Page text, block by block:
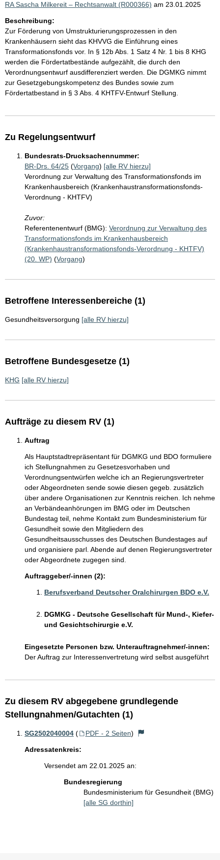
RA Sascha Milkereit – Rechtsanwalt (R000366) am 23.01.2025
Beschreibung:
Zur Förderung von Umstrukturierungsprozessen in den
Krankenhäusern sieht das KHVVG die Einführung eines
Transformationsfonds vor. In § 12b Abs. 1 Satz 4 Nr. 1 bis 8 KHG
werden die Fördertatbestände aufgezählt, die durch den
Verordnungsentwurf ausdifferenziert werden. Die DGMKG nimmt
zur Gesetzgebungskompetenz des Bundes sowie zum
Fördertatbestand in § 3 Abs. 4 KHTFV-Entwurf Stellung.
Zu Regelungsentwurf
Bundesrats-Drucksachennummer:
BR-Drs. 64/25 (Vorgang) [alle RV hierzu]
Verordnung zur Verwaltung des Transformationsfonds im
Krankenhausbereich (Krankenhaustransformationsfonds-
Verordnung - KHTFV)
Zuvor:
Referentenentwurf (BMG): Verordnung zur Verwaltung des
Transformationsfonds im Krankenhausbereich
(Krankenhaustransformationsfonds-Verordnung - KHTFV)
(20. WP) (Vorgang)
Betroffene Interessenbereiche (1)
Gesundheitsversorgung [alle RV hierzu]
Betroffene Bundesgesetze (1)
KHG [alle RV hierzu]
Aufträge zu diesem RV (1)
Auftrag
Als Hauptstadtrepräsentant für DGMKG und BDO formuliere
ich Stellungnahmen zu Gesetzesvorhaben und
Verordnungsentwürfen welche ich an Regierungsvertreter
oder Abgeordneten sende sowie diesen gegeb. zusätzlich
über andere Organisationen zur Kenntnis reichen. Ich nehme
an Verbändeanhörungen im BMG oder im Deutschen
Bundestag teil, nehme Kontakt zum Bundesministerium für
Gesundheit sowie den Mitgliedern des
Gesundheitsausschusses des Deutschen Bundestages auf
und organisiere parl. Abende auf denen Regierungsvertreter
oder Abgeordnete zugegen sind.
Auftraggeber/-innen (2):
Berufsverband Deutscher Oralchirurgen BDO e.V.
DGMKG - Deutsche Gesellschaft für Mund-, Kiefer-
und Gesichtschirurgie e.V.
Eingesetzte Personen bzw. Unterauftragnehmer/-innen:
Der Auftrag zur Interessenvertretung wird selbst ausgeführt
Zu diesem RV abgegebene grundlegende
Stellungnahmen/Gutachten (1)
SG2502040004 ( PDF - 2 Seiten)
Adressatenkreis:
Versendet am 22.01.2025 an:
Bundesregierung
Bundesministerium für Gesundheit (BMG)
[alle SG dorthin]